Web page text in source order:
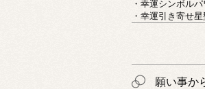
・幸運シンボル
・幸運引き寄せ
願い事か